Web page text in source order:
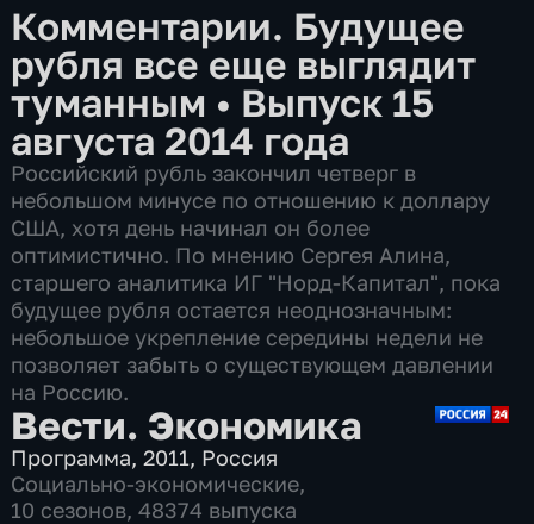
Комментарии. Будущее
рубля все еще выглядит
туманным • Выпуск 15
августа 2014 года
Российский рубль закончил четверг в
небольшом минусе по отношению к доллару
США, хотя день начинал он более
оптимистично. По мнению Сергея Алина,
старшего аналитика ИГ "Норд-Капитал", пока
будущее рубля остается неоднозначным:
небольшое укрепление середины недели не
позволяет забыть о существующем давлении
на Россию.
Вести. Экономика
Программа,2011, Россия
Социально-экономические,
10 сезонов, 48374 выпуска